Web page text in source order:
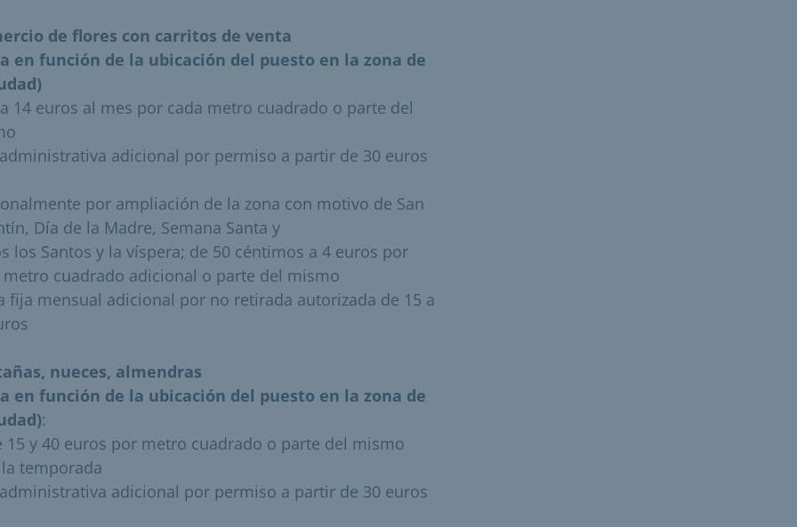
de flores con carritos de venta
en función de la ubicación del puesto en la zona de
14 euros al mes por cada metro cuadrado o parte del
adicional por permiso a partir de 30 euros
por ampliación de la zona con motivo de San
Día de la Madre, Semana Santa y
los Santos y la víspera; de 50 céntimos a 4 euros por
metro cuadrado adicional o parte del mismo
fija mensual adicional por no retirada autorizada de 15 a
nueces, almendras
en función de la ubicación del puesto en la zona de
:
15 y 40 euros por metro cuadrado o parte del mismo
temporada
adicional por permiso a partir de 30 euros